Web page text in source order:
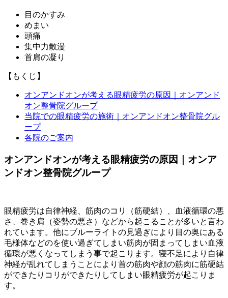
目のかすみ
めまい
頭痛
集中力散漫
首肩の凝り
【もくじ】
オンアンドオンが考える眼精疲労の原因｜オンアンド
オン整骨院グループ
当院での眼精疲労の施術｜オンアンドオン整骨院グル
ープ
各院のご案内
オンアンドオンが考える眼精疲労の原因｜オンア
ンドオン整骨院グループ
眼精疲労は自律神経、筋肉のコリ（筋硬結）、血液循環の悪
さ、巻き肩（姿勢の悪さ）などから起こることが多いと言わ
れています。他にブルーライトの見過ぎにより目の奥にある
毛様体などのを使い過ぎてしまい筋肉が固まってしまい血液
循環が悪くなってしまう事で起こります。寝不足により自律
神経が乱れてしまうことにより首の筋肉や顔の筋肉に筋硬結
ができたりコリができたりしてしまい眼精疲労が起こりま
す。